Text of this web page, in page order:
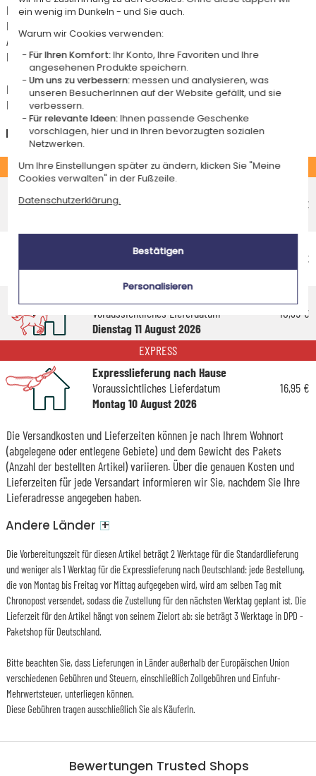
Bewertungen Trusted Shops
Für jede Bestellung unter 85 € gelten die unten aufgeführten
Lieferkosten für den Kauf dieses Artikels.
Artikel, die in unserem Atelier personalisiert werden (etwa 95% unserer
Produkte), sind mit dem Logo
gekennzeichnet.
Das Voraussichtliche Lieferdatum ist nur bei einer Zahlung per PayPal,
Kreditkarte oder Sofortüberweisung gültig.
Deutschland
STANDARD
Voraussichtliches Lieferdatum
5,95 €
Voraussichtliches Lieferdatum
Montag 17 August 2026
6,95 €
Voraussichtliches Lieferdatum
Dienstag 11 August 2026
10,95 €
EXPRESS
Expresslieferung nach Hause
Voraussichtliches Lieferdatum
Montag 10 August 2026
16,95 €
Die Versandkosten und Lieferzeiten können je nach Ihrem Wohnort
(abgelegene oder entlegene Gebiete) und dem Gewicht des Pakets
(Anzahl der bestellten Artikel) variieren. Über die genauen Kosten und
Lieferzeiten für jede Versandart informieren wir Sie, nachdem Sie Ihre
Lieferadresse angegeben haben.
Andere Länder +
Die Vorbereitungszeit für diesen Artikel beträgt 2 Werktage für die Standardlieferung
und weniger als 1 Werktag für die Expresslieferung nach Deutschland: jede Bestellung,
die von Montag bis Freitag vor Mittag aufgegeben wird, wird am selben Tag mit
Chronopost versendet, sodass die Zustellung für den nächsten Werktag geplant ist. Die
Lieferzeit für den Artikel hängt von seinem Zielort ab: sie beträgt 3 Werktage in DPD -
Paketshop für Deutschland.
Bitte beachten Sie, dass Lieferungen in Länder außerhalb der Europäischen Union
verschiedenen Gebühren und Steuern, einschließlich Zollgebühren und Einfuhr-
Mehrwertsteuer, unterliegen können.
Diese Gebühren tragen ausschließlich Sie als KäuferIn.
ein wenig im Dunkeln - und Sie auch.
Warum wir Cookies verwenden:
Für Ihren Komfort:Ihr Konto, Ihre Favoriten und Ihre
angesehenen Produkte speichern.
Um uns zu verbessern:messen und analysieren, was
unseren BesucherInnen auf der Website gefällt, und sie
verbessern.
Für relevante Ideen:Ihnen passende Geschenke
vorschlagen, hier und in Ihren bevorzugten sozialen
Netzwerken.
Um Ihre Einstellungen später zu ändern, klicken Sie "Meine
Cookies verwalten" in der Fußzeile.
Datenschutzerklärung.
Bestätigen
Personalisieren